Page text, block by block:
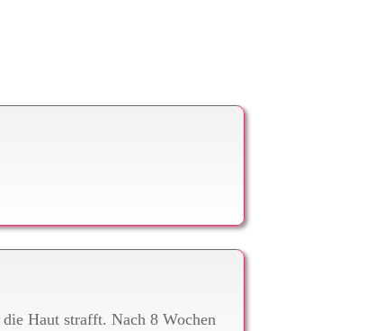
Haut strafft. Nach 8 Wochen